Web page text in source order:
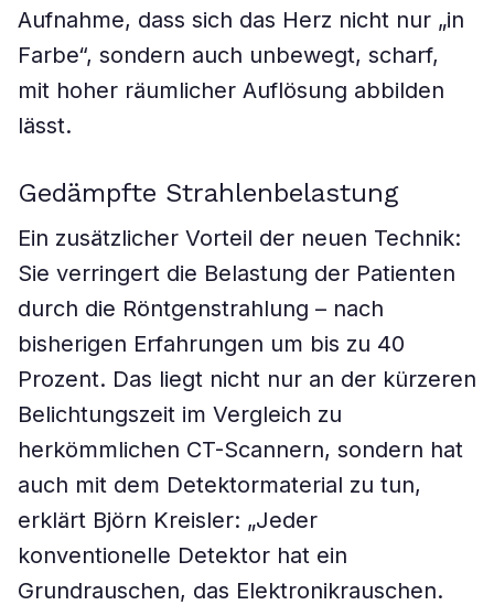
Aufnahme, dass sich das Herz nicht nur „in
Farbe“, sondern auch unbewegt, scharf,
mit hoher räumlicher Auflösung abbilden
lässt.
Gedämpfte Strahlenbelastung
Ein zusätzlicher Vorteil der neuen Technik:
Sie verringert die Belastung der Patienten
durch die Röntgenstrahlung – nach
bisherigen Erfahrungen um bis zu 40
Prozent. Das liegt nicht nur an der kürzeren
Belichtungszeit im Vergleich zu
herkömmlichen CT-Scannern, sondern hat
auch mit dem Detektormaterial zu tun,
erklärt Björn Kreisler: „Jeder
konventionelle Detektor hat ein
Grundrauschen, das Elektronikrauschen.